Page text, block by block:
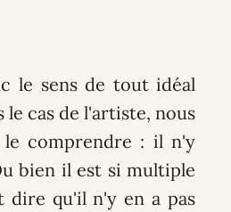
le sens de tout idéal
le cas de l'artiste, nous
le comprendre : il n'y
bien il est si multiple
dire qu'il n'y en a pas